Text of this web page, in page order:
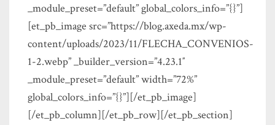
_module_preset=”default” global_colors_info=”{}”]
[et_pb_image src=”https://blog.axeda.mx/wp-
content/uploads/2023/11/FLECHA_CONVENIOS-
1-2.webp” _builder_version=”4.23.1″
_module_preset=”default” width=”72%”
global_colors_info=”{}”][/et_pb_image]
[/et_pb_column][/et_pb_row][/et_pb_section]